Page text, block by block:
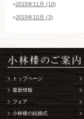
>2015年11月 (10)
>2015年10月 (3)
トップページ
最新情報
フェア
小林楼の結婚式